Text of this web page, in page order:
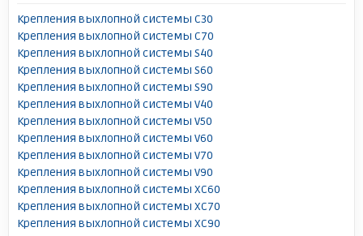
Крепления выхлопной системы C30
Крепления выхлопной системы C70
Крепления выхлопной системы S40
Крепления выхлопной системы S60
Крепления выхлопной системы S90
Крепления выхлопной системы V40
Крепления выхлопной системы V50
Крепления выхлопной системы V60
Крепления выхлопной системы V70
Крепления выхлопной системы V90
Крепления выхлопной системы XC60
Крепления выхлопной системы XC70
Крепления выхлопной системы XC90